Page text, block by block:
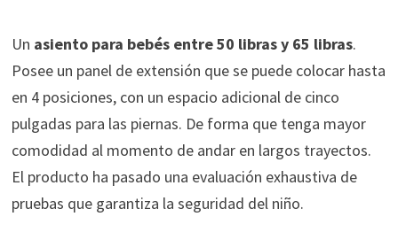
Un asiento para bebés entre 50 libras y 65 libras.
Posee un panel de extensión que se puede colocar hasta
en 4 posiciones, con un espacio adicional de cinco
pulgadas para las piernas. De forma que tenga mayor
comodidad al momento de andar en largos trayectos.
El producto ha pasado una evaluación exhaustiva de
pruebas que garantiza la seguridad del niño.